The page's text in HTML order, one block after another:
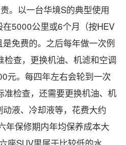
。以一台华境S的典型使用
5000公里或6个月（按HEV
免费的。之后每年做一次例
查，更换机油、机滤和空调
元。每四年左右会轮到一次
准检查，还需要更换机油、机
液、冷却液等，花费大约
年保修期内年均保养成本大